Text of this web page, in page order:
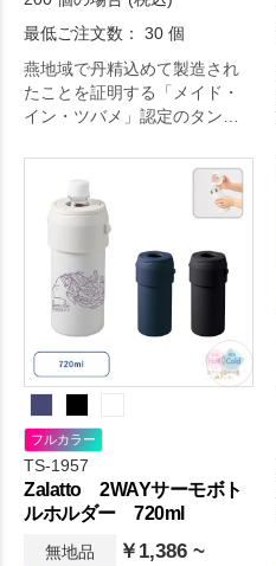
最低ご注文数： 30 個
燕地域で丹精込めて製造され
たことを証明する「メイド・
イン・ツバメ」認定のタンブ
フルカラー
TS-1957
Zalatto 2WAYサーモボト
ルホルダー 720ml
無地品 ￥1,386 ~